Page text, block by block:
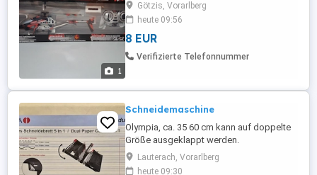
1
Götzis, Vorarlberg
heute 09:56
8 EUR
Verifizierte Telefonnummer
Schneidemaschine
Olympia, ca. 35 60 cm kann auf doppelte
Größe ausgeklappt werden.
Lauterach, Vorarlberg
heute 09:30